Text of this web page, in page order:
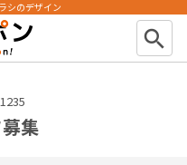
シのデザイン
search
集